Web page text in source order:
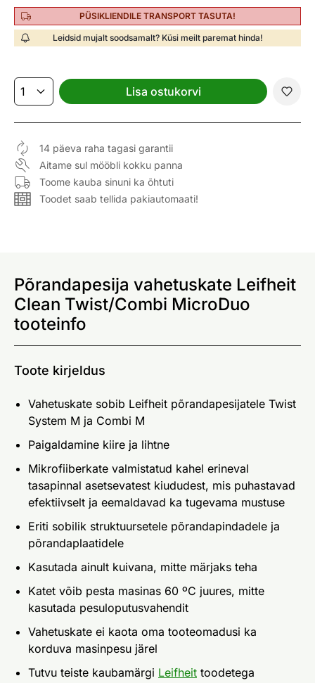
PÜSIKLIENDILE TRANSPORT TASUTA!
Leidsid mujalt soodsamalt? Küsi meilt paremat hinda!
Lisa ostukorvi
14 päeva raha tagasi garantii
Aitame sul mööbli kokku panna
Toome kauba sinuni ka õhtuti
Toodet saab tellida pakiautomaati!
Põrandapesija vahetuskate Leifheit
Clean Twist/Combi MicroDuo
tooteinfo
Toote kirjeldus
Vahetuskate sobib Leifheit põrandapesijatele Twist
System M ja Combi M
Paigaldamine kiire ja lihtne
Mikrofiiberkate valmistatud kahel erineval
tasapinnal asetsevatest kiududest, mis puhastavad
efektiivselt ja eemaldavad ka tugevama mustuse
Eriti sobilik struktuursetele põrandapindadele ja
põrandaplaatidele
Kasutada ainult kuivana, mitte märjaks teha
Katet võib pesta masinas 60 ºC juures, mitte
kasutada pesuloputusvahendit
Vahetuskate ei kaota oma tooteomadusi ka
korduva masinpesu järel
Tutvu teiste kaubamärgi Leifheit toodetega